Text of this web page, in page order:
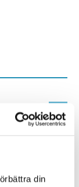
din